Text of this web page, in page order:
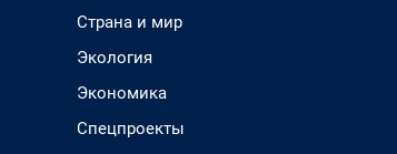
Страна и мир
Экология
Экономика
Спецпроекты